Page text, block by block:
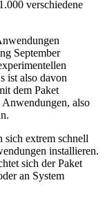
verschiedene
September
ist also davon
dem Paket
also
sich extrem schnell
installieren.
sich der Paket
an System